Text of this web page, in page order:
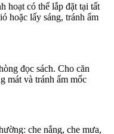
hoạt có thể lắp đặt tại tất
hoặc lấy sáng, tránh ẩm
đọc sách. Cho căn
mát và tránh ẩm mốc
che nắng, che mưa,